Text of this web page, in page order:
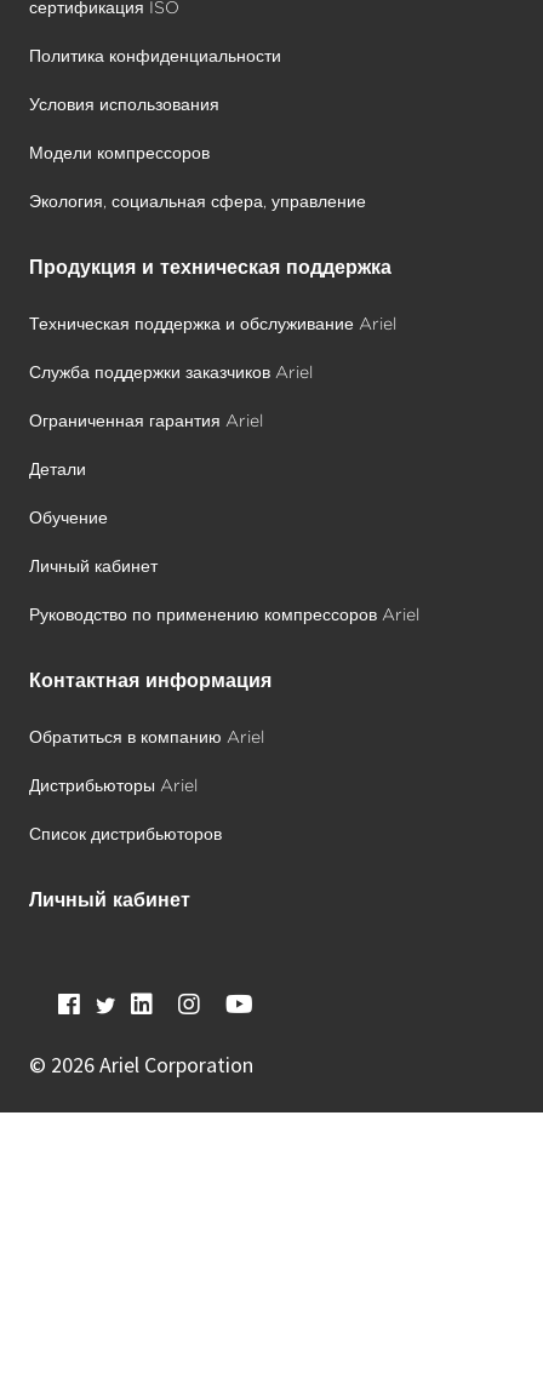
сертификация ISO
Политика конфиденциальности
Условия использования
Модели компрессоров
Экология, социальная сфера, управление
Продукция и техническая поддержка
Техническая поддержка и обслуживание Ariel
Служба поддержки заказчиков Ariel
Ограниченная гарантия Ariel
Детали
Обучение
Личный кабинет
Руководство по применению компрессоров Ariel
Контактная информация
Обратиться в компанию Ariel
Дистрибьюторы Ariel
Список дистрибьюторов
Личный кабинет
© 2026 Ariel Corporation